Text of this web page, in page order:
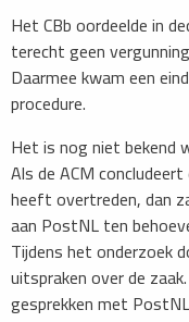
Het CBb oordeelde in
terecht geen
Daarmee kwam een
procedure.
Het is nog niet bekend
Als de ACM
heeft overtreden, dan
aan PostNL ten
Tijdens het onderzoek
uitspraken over de
gesprekken met